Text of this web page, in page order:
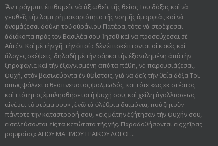
Ἂν πράγματι ἐπιθυμεῖς νὰ ἀξιωθεῖς τῆς θείας Του δόξας καὶ νὰ
γευθεῖς τὴν λαμπρὴ μακαριότητα τῆς νοητῆς ὀμορφιᾶς καὶ νὰ
ὀνομάζεσαι δούλη τοῦ οὐράνιου Πατέρα, τότε νὰ στρέφεσαι
ἀδιάκοπα πρὸς τὸν Βασιλέα σου Ἰησοῦ καὶ νὰ προσεύχεσαι σὲ
Αὐτόν. Καὶ μὲ τὴν γῆ, τὴν ὁποία δὲν ἐπισκέπτονται οἱ κακὲς καὶ
ἄλογες σκέψεις, δηλαδὴ μὲ τὴν σάρκα τὴν ἐξαντλημένη ἀπὸ τὴν
ξηροφαγία καὶ τὴν ἐξαγνισμένη ἀπὸ τὰ πάθη, νὰ παρουσιάζεσαι,
ψυχή, στὸν βασιλεύοντα ἐν ὑψίστοις, γιὰ νὰ δεῖς τὴν θεία δόξα Του
ὅπως ψάλλει ὁ θεόπνευστος ψαλμωδός, καὶ τότε «ὡς ἐκ στέατος
καὶ πιότητος ἐμπλησθήσεται ἡ ψυχή σου, καὶ χείλη ἀγαλλιάσεως
αἰνέσει τὸ στόμα σου» , ἐνῶ τὰ ὀλέθρια δαιμόνια, ποὺ ζητοῦν
πάντοτε τὴν καταστροφή σου, «εἰς μάτην ἐζήτησαν τὴν ψυχήν σου,
εἰσελεύσονται εἰς τὰ κατώτατα τῆς γῆς. Παραδοθήσον­ται εἰς χεῖρας
ρομφαίας» ΑΓΙΟΥ ΜΑΞΙΜΟΥ ΓΡΑΙΚΟΥ ΛΟΓΟΙ ...